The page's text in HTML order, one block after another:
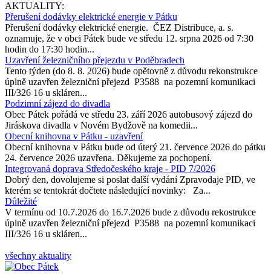
AKTUALITY:
Přerušení dodávky elektrické energie v Pátku
Přerušení dodávky elektrické energie. ČEZ Distribuce, a. s.
oznamuje, že v obci Pátek bude ve středu 12. srpna 2026 od 7:30
hodin do 17:30 hodin...
Uzavření železničního přejezdu v Poděbradech
Tento týden (do 8. 8. 2026) bude opětovně z důvodu rekonstrukce
úplně uzavřen železniční přejezd P3588 na pozemní komunikaci
III/326 16 u skláren...
Podzimní zájezd do divadla
Obec Pátek pořádá ve středu 23. září 2026 autobusový zájezd do
Jiráskova divadla v Novém Bydžově na komedii...
Obecní knihovna v Pátku - uzavření
Obecní knihovna v Pátku bude od úterý 21. července 2026 do pátku
24. července 2026 uzavřena. Děkujeme za pochopení.
Integrovaná doprava Středočeského kraje - PID 7/2026
Dobrý den, dovolujeme si poslat další vydání Zpravodaje PID, ve
kterém se tentokrát dočtete následující novinky: Za...
Důležité
V termínu od 10.7.2026 do 16.7.2026 bude z důvodu rekostrukce
úplně uzavřen železniční přejezd P3588 na pozemní komunikaci
III/326 16 u skláren...
všechny aktuality